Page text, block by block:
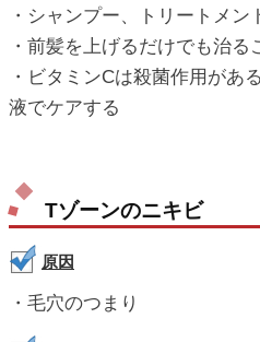
・シャンプー、トリートメン
・前髪を上げるだけでも治る
・ビタミンCは殺菌作用があ
液でケアする
Tゾーンのニキビ
原因
・毛穴のつまり